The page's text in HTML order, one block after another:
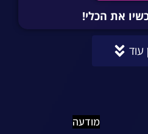
את הכלי!
עוד
מודעה